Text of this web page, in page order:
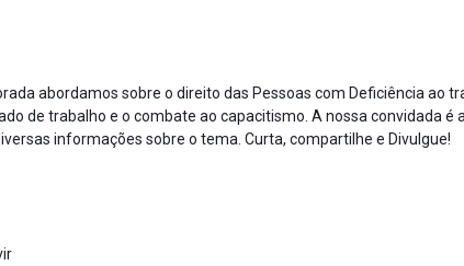
abordamos sobre o direito das Pessoas com Deficiência ao
de trabalho e o combate ao capacitismo. A nossa convidada é
informações sobre o tema. Curta, compartilhe e Divulgue!